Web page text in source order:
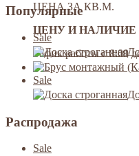
ЦЕНА ЗА КВ.М.
ЦЕНУ И НАЛИЧИЕ
Гафик работы с 8:00
Популярные
Sale
Sale
Распродажа
Sale